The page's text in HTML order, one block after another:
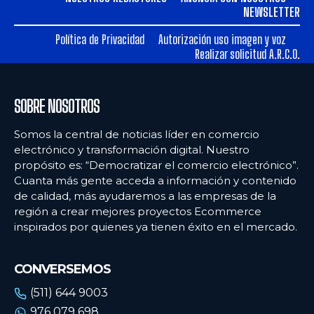
ARGENTINA
BOLIVIA
COLOMBIA
ECUADOR
MÉXICO
URUGUAY
ARGENTINA
BOLIVIA
COLOMBIA
ECUADOR
MÉXICO
URUGUAY
NEWSLETTER
Política de Privacidad
Autorización uso imagen y voz
Realizar solicitud A.R.C.O.
SOBRE NOSOTROS
Somos la central de noticias líder en comercio
electrónico y transformación digital. Nuestro
propósito es: “Democratizar el comercio electrónico”.
Cuanta más gente acceda a información y contenido
de calidad, más ayudaremos a las empresas de la
región a crear mejores proyectos Ecommerce
inspirados por quienes ya tienen éxito en el mercado.
CONVERSEMOS
(511) 644 9003